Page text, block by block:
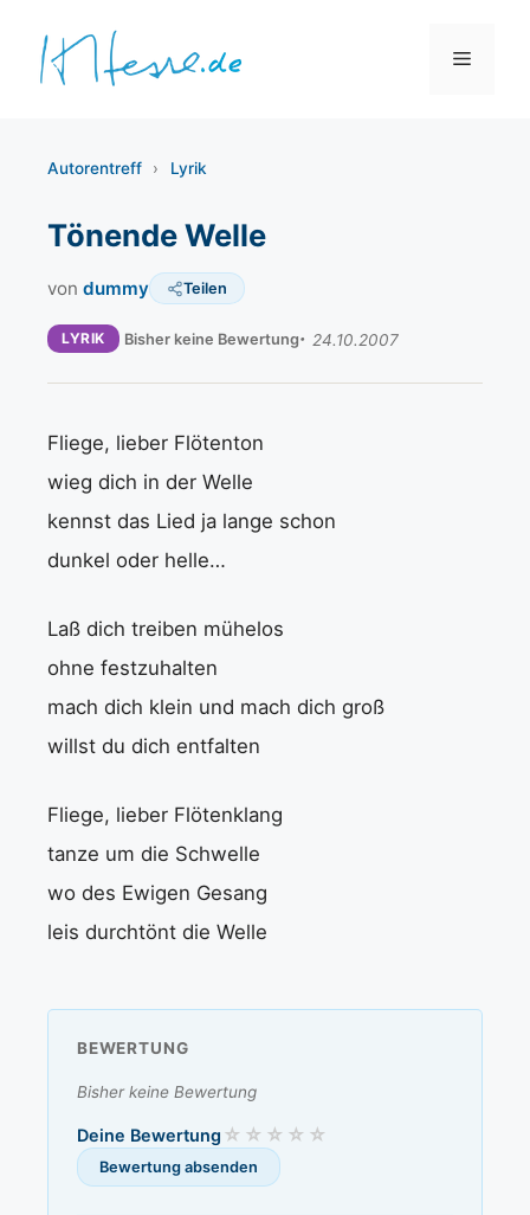
Inhalt
springen
Menü
Autorentreff › Lyrik
Tönende Welle
von dummy Teilen
LYRIK Bisher keine Bewertung 24.10.2007
Fliege, lieber Flötenton
wieg dich in der Welle
kennst das Lied ja lange schon
dunkel oder helle…
Laß dich treiben mühelos
ohne festzuhalten
mach dich klein und mach dich groß
willst du dich entfalten
Fliege, lieber Flötenklang
tanze um die Schwelle
wo des Ewigen Gesang
leis durchtönt die Welle
BEWERTUNG
Bisher keine Bewertung
Deine Bewertung